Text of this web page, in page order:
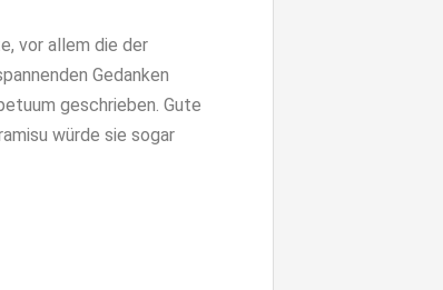
vor allem die der
Gedanken
geschrieben. Gute
würde sie sogar